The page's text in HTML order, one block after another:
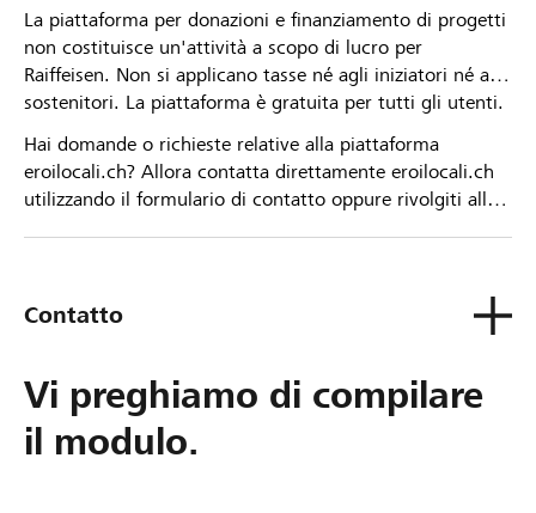
La piattaforma per donazioni e finanziamento di progetti
non costituisce un'attività a scopo di lucro per
Raiffeisen. Non si applicano tasse né agli iniziatori né ai
sostenitori. La piattaforma è gratuita per tutti gli utenti.
Hai domande o richieste relative alla piattaforma
eroilocali.ch? Allora contatta direttamente eroilocali.ch
utilizzando il formulario di contatto oppure rivolgiti alla
Contatto
Vi preghiamo di compilare
il modulo.